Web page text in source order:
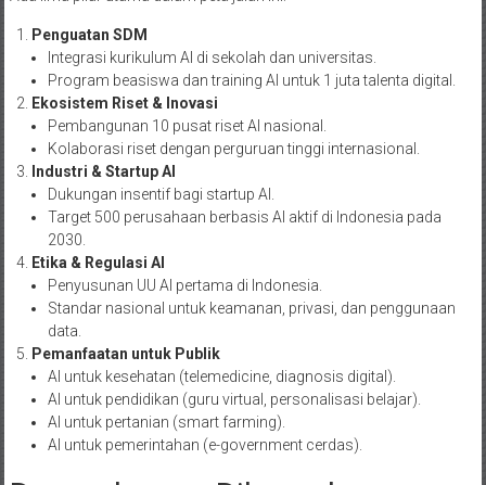
Penguatan SDM
Integrasi kurikulum AI di sekolah dan universitas.
Program beasiswa dan training AI untuk 1 juta talenta digital.
Ekosistem Riset & Inovasi
Pembangunan 10 pusat riset AI nasional.
Kolaborasi riset dengan perguruan tinggi internasional.
Industri & Startup AI
Dukungan insentif bagi startup AI.
Target 500 perusahaan berbasis AI aktif di Indonesia pada
2030.
Etika & Regulasi AI
Penyusunan UU AI pertama di Indonesia.
Standar nasional untuk keamanan, privasi, dan penggunaan
data.
Pemanfaatan untuk Publik
AI untuk kesehatan (telemedicine, diagnosis digital).
AI untuk pendidikan (guru virtual, personalisasi belajar).
AI untuk pertanian (smart farming).
AI untuk pemerintahan (e-government cerdas).